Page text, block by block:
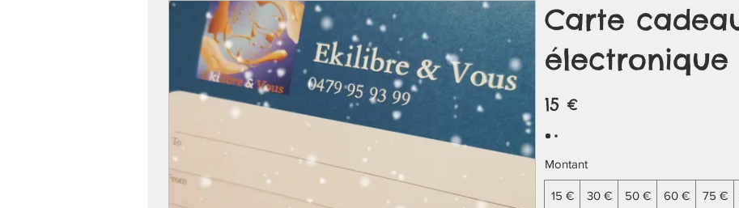
Carte
électronique
15 €
Montant
15 € 30 € 50 € 60 € 75 €